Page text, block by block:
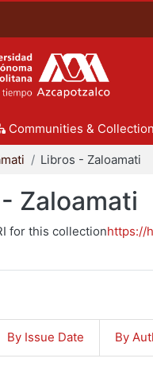
Communities &
Libros - Zaloamati
Zaloamati
for this collectionhttps://
By Issue Date By